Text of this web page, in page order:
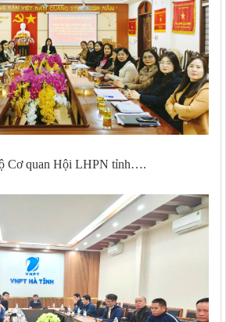
Cơ quan Hội LHPN tỉnh….